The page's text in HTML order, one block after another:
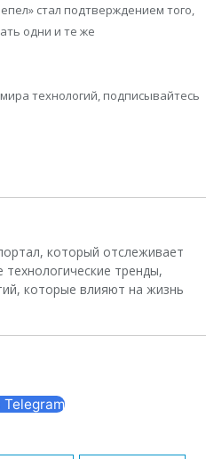
стал подтверждением того,
одни и те же
технологий, подписывайтесь
который отслеживает
тренды,
которые влияют на жизнь